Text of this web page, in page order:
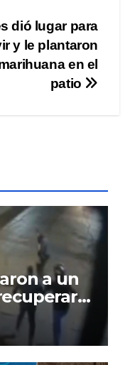
dió lugar para
y le plantaron
en el
patio
a un
Berisso